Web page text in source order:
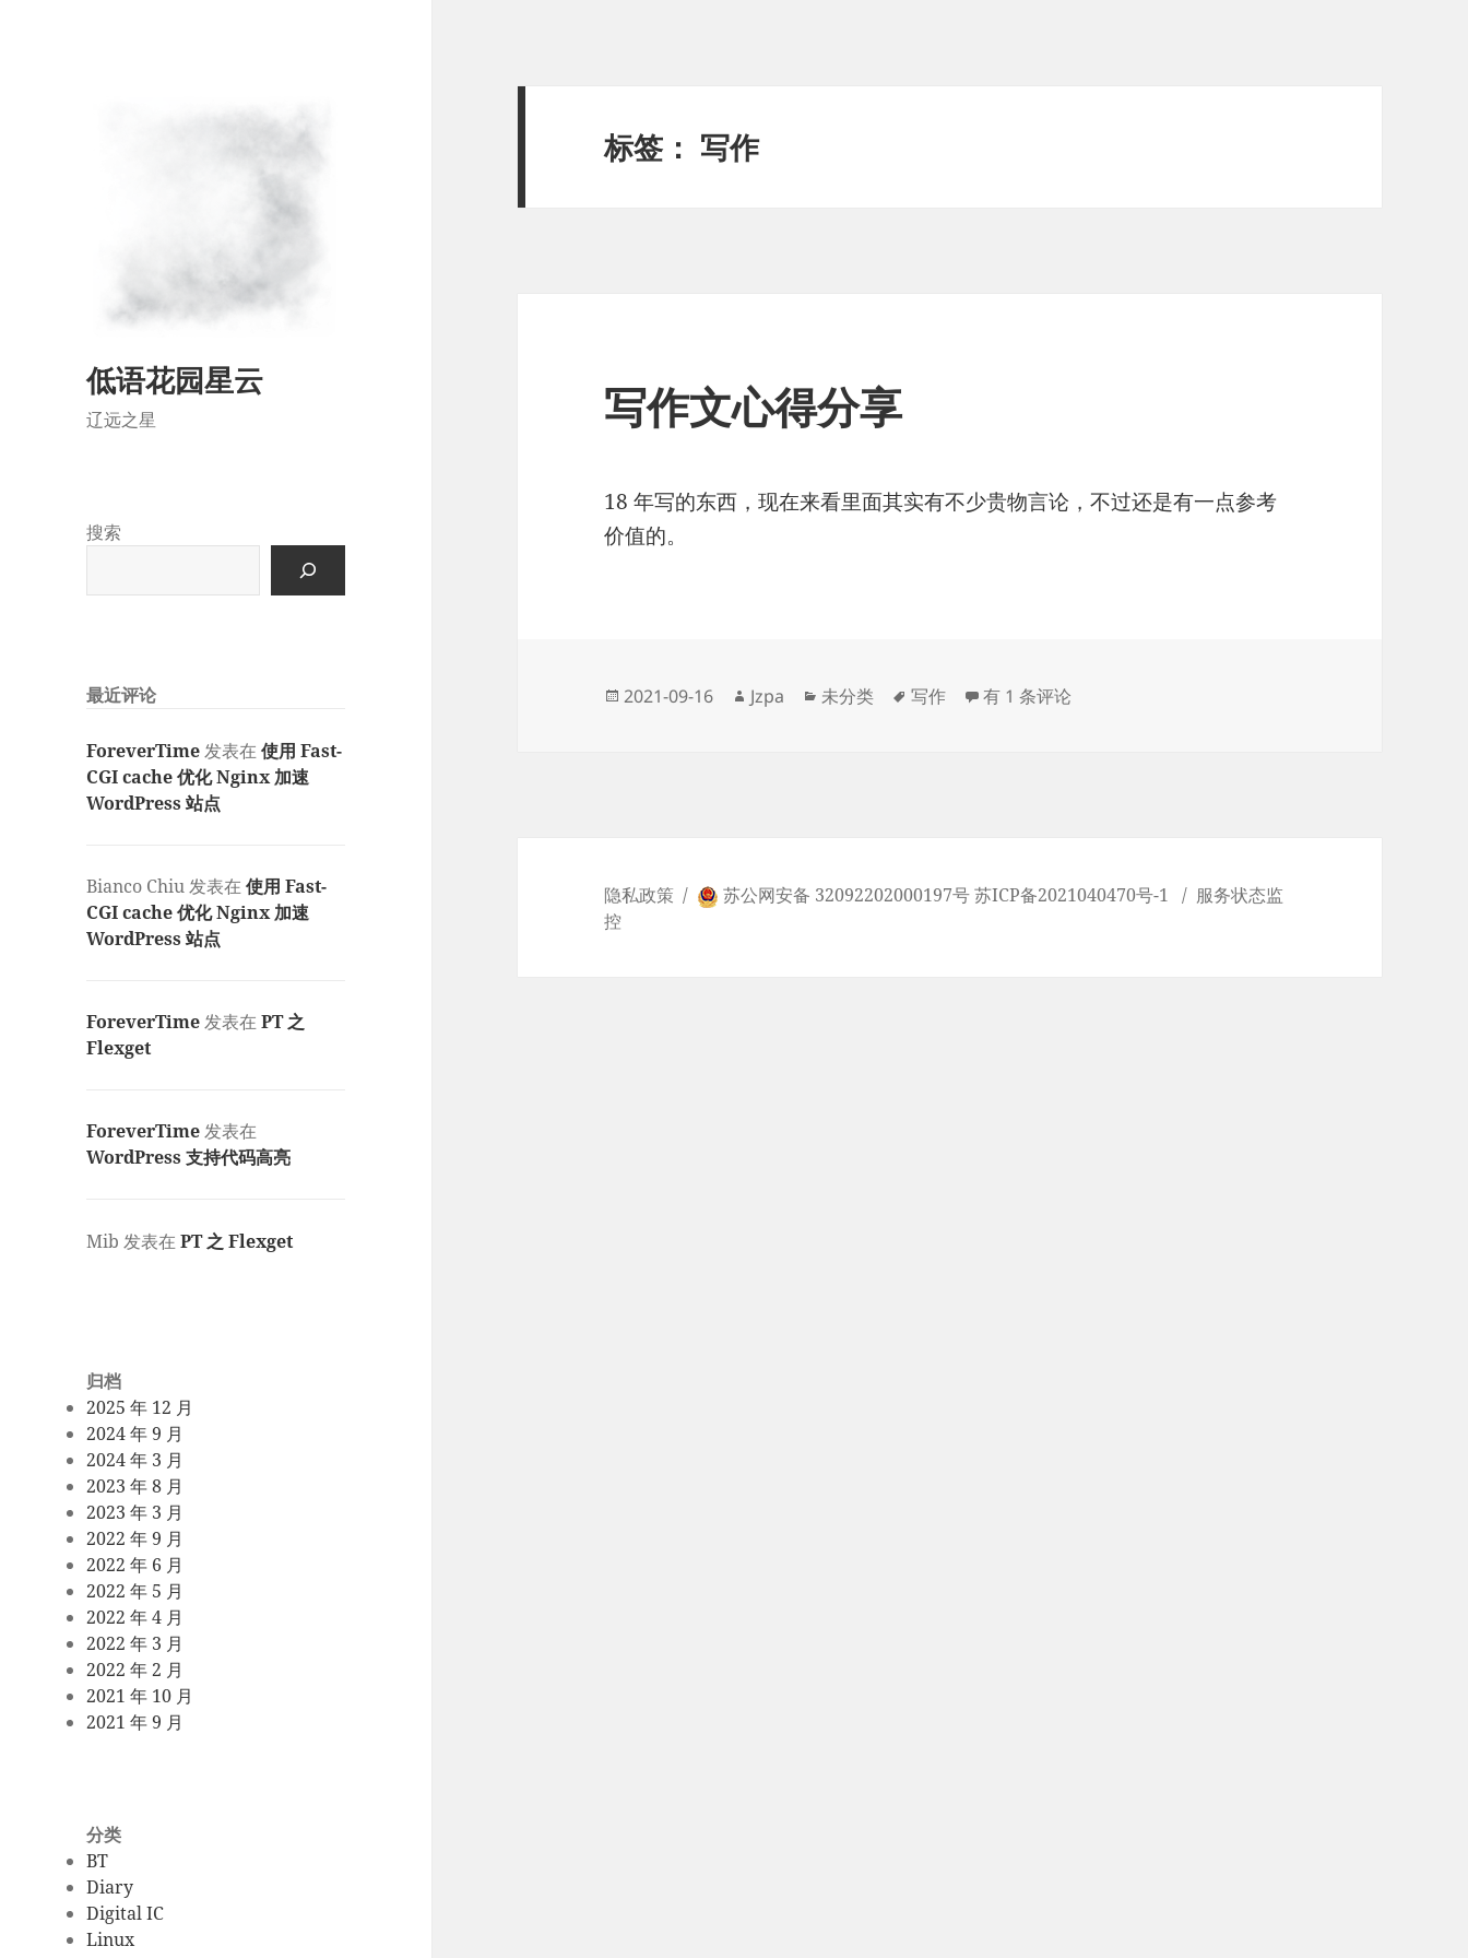
低语花园星云
辽远之星
搜索
最近评论
ForeverTime发表在使用 Fast-
CGI cache 优化 Nginx 加速
WordPress 站点
Bianco Chiu发表在使用 Fast-
CGI cache 优化 Nginx 加速
WordPress 站点
ForeverTime发表在PT 之
Flexget
ForeverTime发表在
WordPress 支持代码高亮
Mib 发表在PT 之 Flexget
归档
2025 年 12 月
2024 年 9 月
2024 年 3 月
2023 年 8 月
2023 年 3 月
2022 年 9 月
2022 年 6 月
2022 年 5 月
2022 年 4 月
2022 年 3 月
2022 年 2 月
2021 年 10 月
2021 年 9 月
分类
BT
Diary
Digital IC
Linux
标签： 写作
写作文心得分享
18 年写的东西，现在来看里面其实有不少贵物言论，不过还是有一点参考
价值的。
发
2021-09-16
作
Jzpa
分
未分类
标
写作 写作文心得分享
有 1 条评论
隐私政策 苏公网安备 32092202000197号苏ICP备2021040470号-1
服务状态监
控